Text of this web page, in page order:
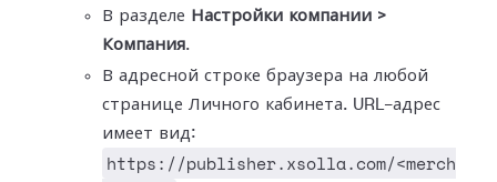
В разделе Настройки компании >
Компания.
В адресной строке браузера на любой
странице Личного кабинета. URL-адрес
имеет вид:
https://publisher.xsolla.com/<merch